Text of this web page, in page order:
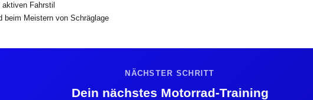
Fahrstil
beim Meistern von Schräglage
NÄCHSTER SCHRITT
Dein nächstes Motorrad-Training